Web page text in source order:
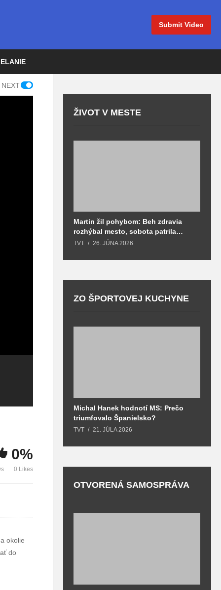
Submit Video
nepomôže naša
ľútosť. Potrebujú
aby mohli bojovať
Autisti sú medzi
nami. Je dôležité
0%
0 Likes
okolie
do
ŽIVOT V MESTE
Martin žil pohybom: Beh zdravia
rozhýbal mesto, sobota patrila
zdraviu a prevencii
TVT 26. JÚNA 2026
ZO ŠPORTOVEJ KUCHYNE
Michal Hanek hodnotí MS: Prečo
triumfovalo Španielsko?
TVT 21. JÚLA 2026
OTVORENÁ SAMOSPRÁVA